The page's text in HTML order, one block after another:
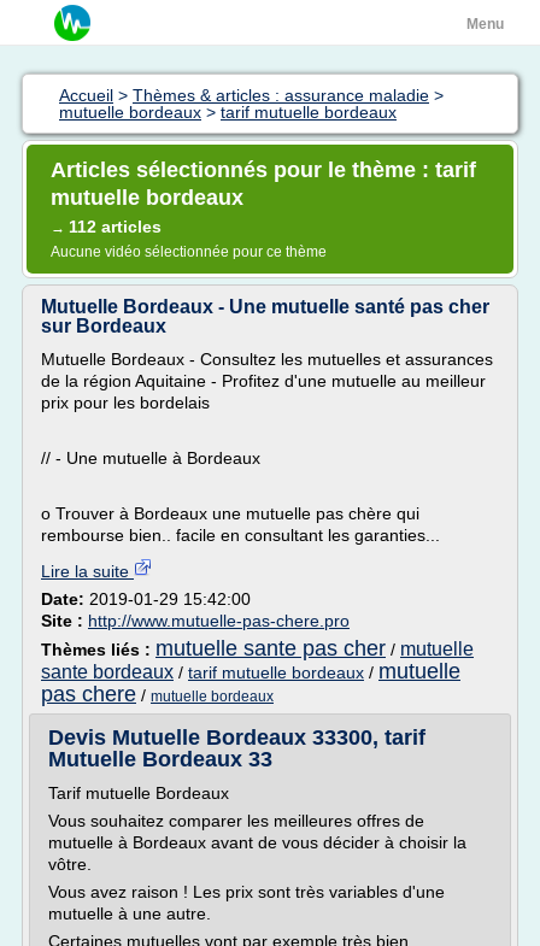
Menu
Accueil > Thèmes & articles : assurance maladie >
mutuelle bordeaux > tarif mutuelle bordeaux
Articles sélectionnés pour le thème : tarif
mutuelle bordeaux
→ 112 articles
Aucune vidéo sélectionnée pour ce thème
Mutuelle Bordeaux - Une mutuelle santé pas cher
sur Bordeaux
Mutuelle Bordeaux - Consultez les mutuelles et assurances
de la région Aquitaine - Profitez d'une mutuelle au meilleur
prix pour les bordelais
// - Une mutuelle à Bordeaux
o Trouver à Bordeaux une mutuelle pas chère qui
rembourse bien.. facile en consultant les garanties...
Lire la suite
Date: 2019-01-29 15:42:00
Site : http://www.mutuelle-pas-chere.pro
Thèmes liés : mutuelle sante pas cher / mutuelle
sante bordeaux / tarif mutuelle bordeaux / mutuelle
pas chere / mutuelle bordeaux
Devis Mutuelle Bordeaux 33300, tarif
Mutuelle Bordeaux 33
Tarif mutuelle Bordeaux
Vous souhaitez comparer les meilleures offres de
mutuelle à Bordeaux avant de vous décider à choisir la
vôtre.
Vous avez raison ! Les prix sont très variables d'une
mutuelle à une autre.
Certaines mutuelles vont par exemple très bien